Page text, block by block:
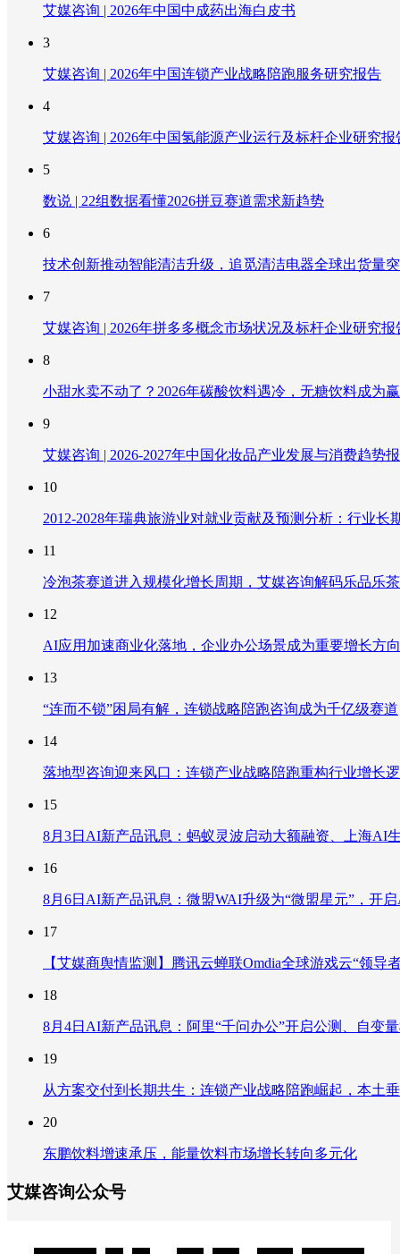
艾媒咨询 | 2026年中国中成药出海白皮书
3
艾媒咨询 | 2026年中国连锁产业战略陪跑服务研究报告
4
艾媒咨询 | 2026年中国氢能源产业运行及标杆企业研究报
5
数说 | 22组数据看懂2026拼豆赛道需求新趋势
6
技术创新推动智能清洁升级，追觅清洁电器全球出货量
7
艾媒咨询 | 2026年拼多多概念市场状况及标杆企业研究报
8
小甜水卖不动了？2026年碳酸饮料遇冷，无糖饮料成为
9
艾媒咨询 | 2026-2027年中国化妆品产业发展与消费趋势
10
2012-2028年瑞典旅游业对就业贡献及预测分析：行业
11
冷泡茶赛道进入规模化增长周期，艾媒咨询解码乐品乐
12
AI应用加速商业化落地，企业办公场景成为重要增长方向
13
“连而不锁”困局有解，连锁战略陪跑咨询成为千亿级赛道
14
落地型咨询迎来风口：连锁产业战略陪跑重构行业增
15
8月3日AI新产品讯息：蚂蚁灵波启动大额融资、上海AI
16
8月6日AI新产品讯息：微盟WAI升级为“微盟星元”，开
17
【艾媒商舆情监测】腾讯云蝉联Omdia全球游戏云“领
18
8月4日AI新产品讯息：阿里“千问办公”开启公测、自变
19
从方案交付到长期共生：连锁产业战略陪跑崛起，本土
20
东鹏饮料增速承压，能量饮料市场增长转向多元化
艾媒咨询公众号